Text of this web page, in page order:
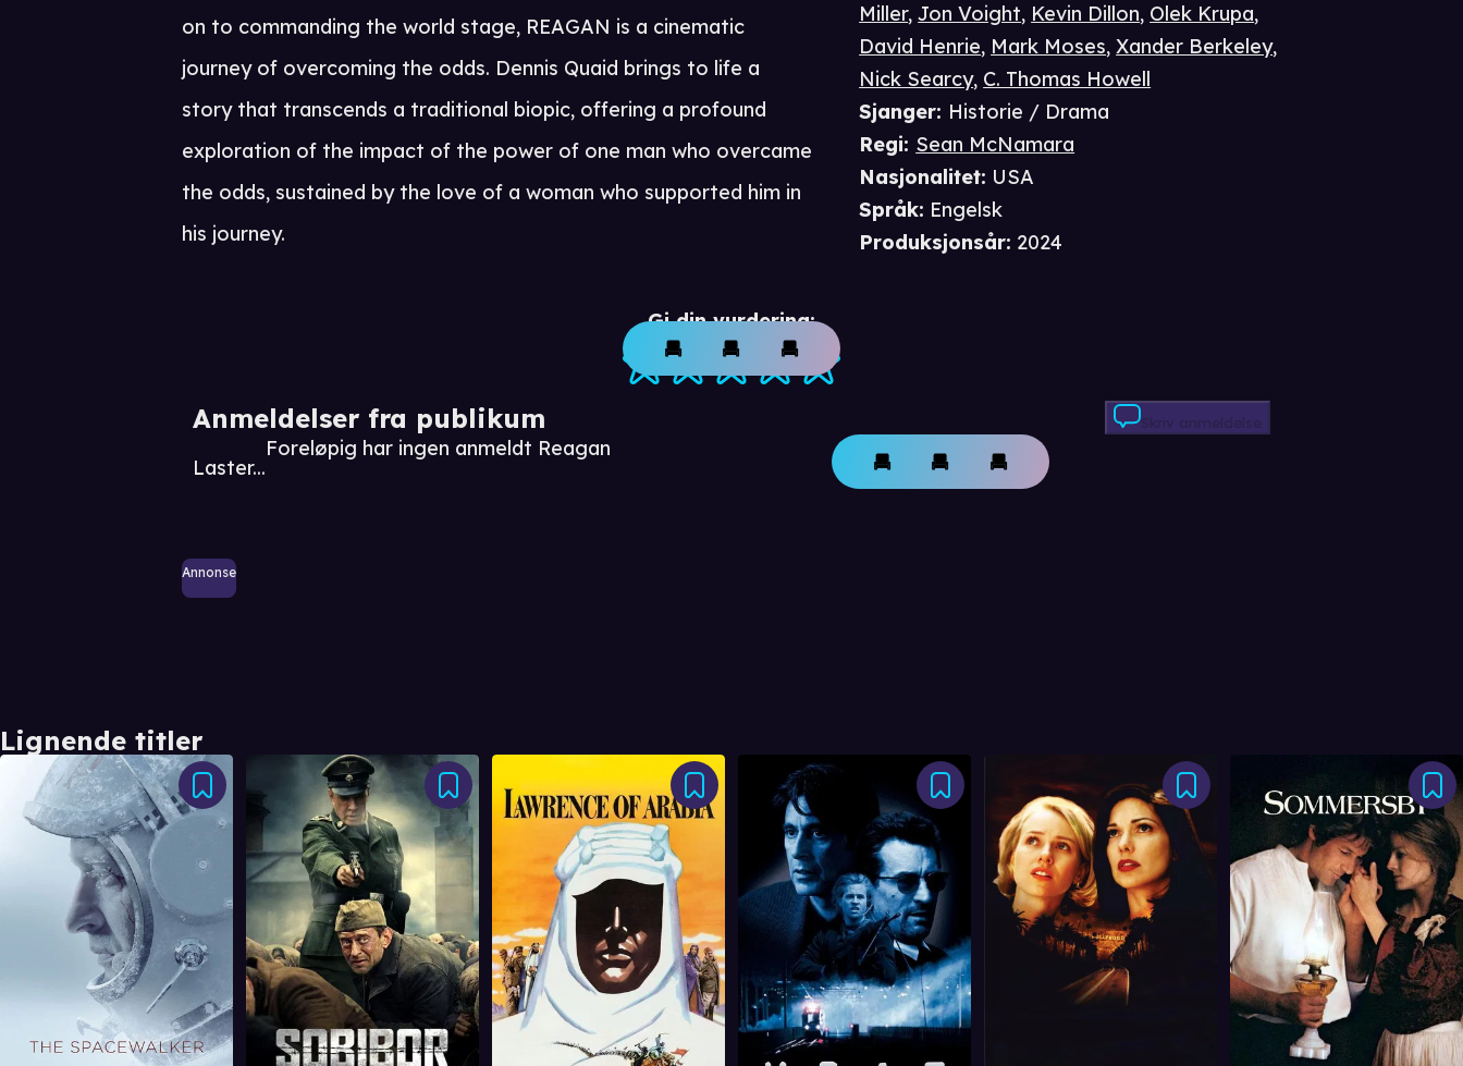
Gi din vurdering:
Anmeldelser fra publikum
Laster...
Foreløpig har ingen anmeldt Reagan
Skriv anmeldelse
Annonse
Miller,Jon Voight, Kevin Dillon, Olek Krupa,
David Henrie, Mark Moses,Xander Berkeley,
Nick Searcy, C. Thomas Howell
Sjanger: Historie / Drama
Regi: Sean McNamara
Nasjonalitet: USA
Språk: Engelsk
Produksjonsår: 2024
on to commanding the world stage, REAGAN is a cinematic
journey of overcoming the odds. Dennis Quaid brings to life a
story that transcends a traditional biopic, offering a profound
exploration of the impact of the power of one man who overcame
the odds, sustained by the love of a woman who supported him in
his journey.
Lignende titler